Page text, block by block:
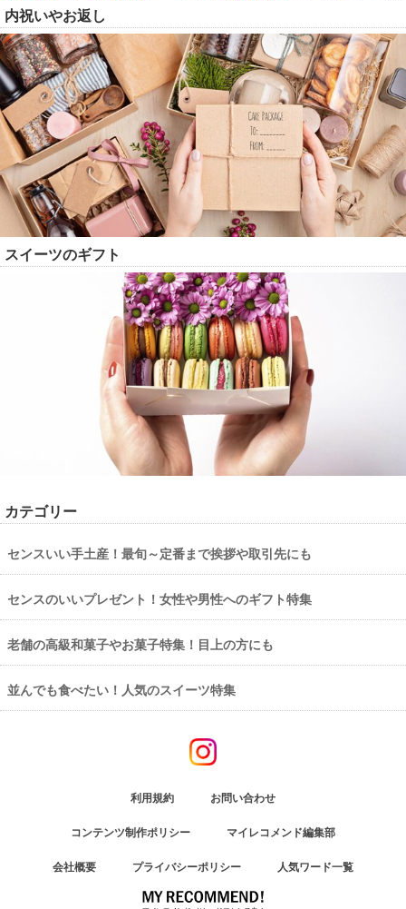
内祝いやお返し
スイーツのギフト
カテゴリー
センスいい手土産！最旬～定番まで挨拶や取引先にも
センスのいいプレゼント！女性や男性へのギフト特集
老舗の高級和菓子やお菓子特集！目上の方にも
並んでも食べたい！人気のスイーツ特集
利用規約 お問い合わせ
コンテンツ制作ポリシー マイレコメンド編集部
会社概要 プライバシーポリシー 人気ワード一覧